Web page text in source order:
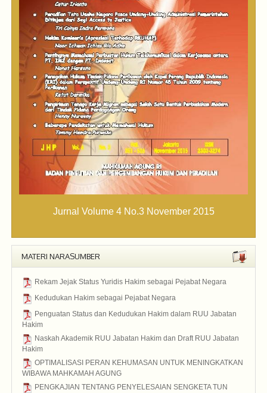
Jurnal Volume 4 No.3 November 2015
MATERI NARASUMBER
Rekam Jejak Status Yuridis Hakim sebagai Pejabat Negara
Kedudukan Hakim sebagai Pejabat Negara
Penguatan Status dan Kedudukan Hakim dalam RUU Jabatan
Hakim
Naskah Akademik RUU Jabatan Hakim dan Draft RUU Jabatan
Hakim
OPTIMALISASI PERAN KEHUMASAN UNTUK MENINGKATKAN
WIBAWA MAHKAMAH AGUNG
PENGKAJIAN TENTANG PENYELESAIAN SENGKETA TUN